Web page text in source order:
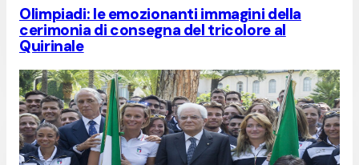
Olimpiadi: le emozionanti immagini della
cerimonia di consegna del tricolore al
Quirinale